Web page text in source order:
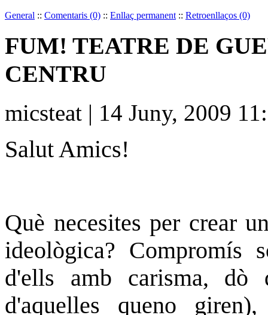
General :: Comentaris (0) :: Enllaç permanent :: Retroenllaços (0)
FUM! TEATRE DE
CENTRU
micsteat | 14 Juny, 2009
Salut Amics!
Què necesites per crear
ideològica? Compromís
d'ells amb carisma,
d'aquelles queno